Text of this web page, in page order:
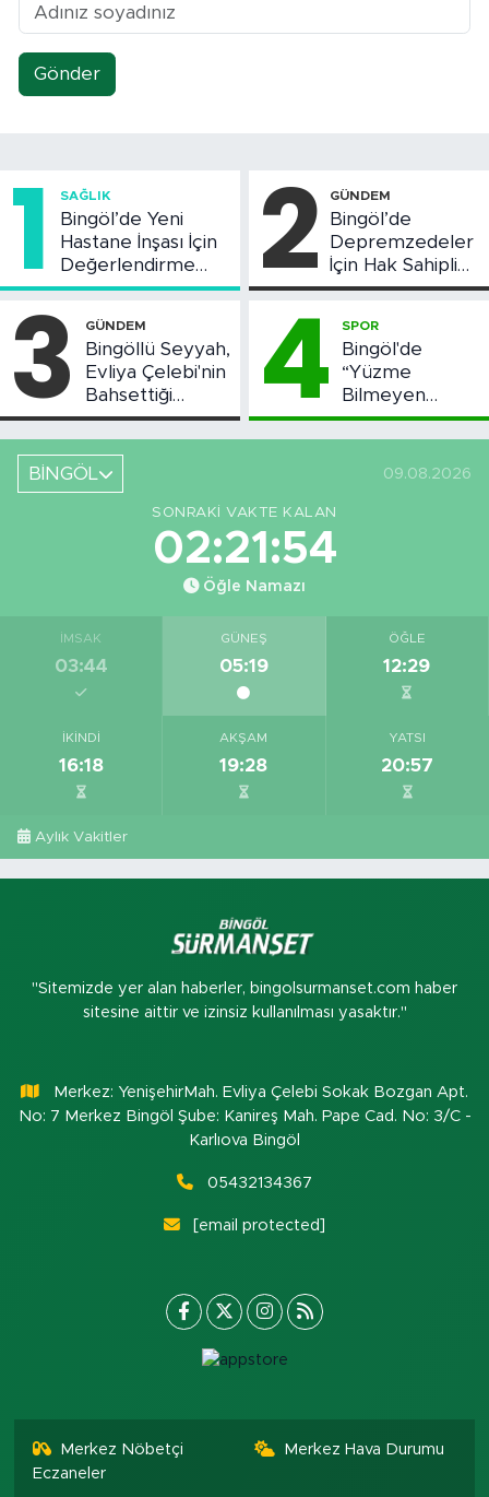
Gönder
1 SAĞLIK
Bingöl’de Yeni
Hastane İnşası İçin
Değerlendirme
Toplantısı Yapıldı
2 GÜNDEM
Bingöl’de
Depremzedeler
İçin Hak Sahipliği
Askı Süreci
3 GÜNDEM
Bingöllü Seyyah,
Evliya Çelebi'nin
Bahsettiği
Bingöl'deki O
Yeri Görüntüledi
4 SPOR
Bingöl'de
“Yüzme
Bilmeyen
Kalmasın”
Projesi Devam
Ediyor
BİNGÖL 09.08.2026
SONRAKI VAKTE KALAN
02:21:53
Öğle Namazı
İMSAK
03:44
GÜNEŞ
05:19
ÖĞLE
12:29
İKINDI
16:18
AKŞAM
19:28
YATSI
20:57
Aylık Vakitler
"Sitemizde yer alan haberler, bingolsurmanset.com haber
sitesine aittir ve izinsiz kullanılması yasaktır."
Merkez: YenişehirMah. Evliya Çelebi Sokak Bozgan Apt.
No: 7 Merkez Bingöl Şube: Kanireş Mah. Pape Cad. No: 3/C -
Karlıova Bingöl
05432134367
[email protected]
Merkez Nöbetçi
Eczaneler
Merkez Hava Durumu